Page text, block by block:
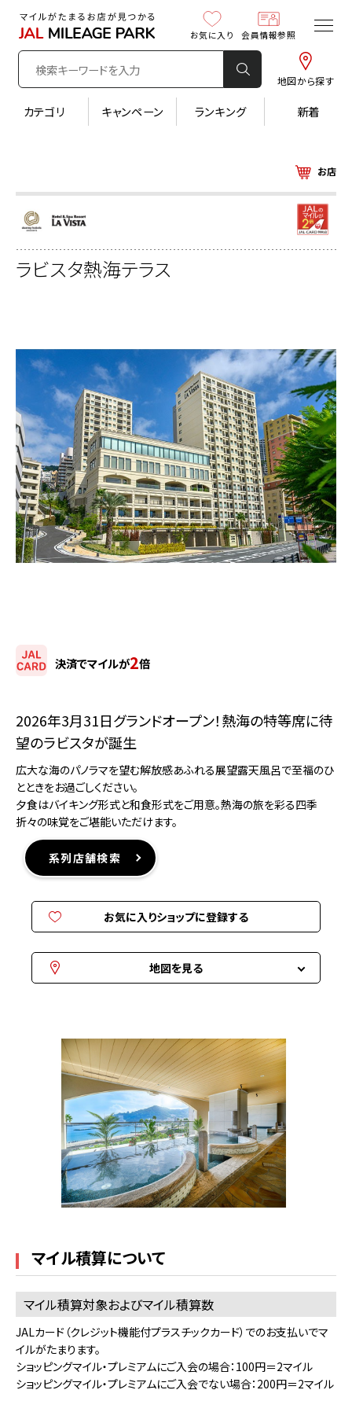
地図から探す
お気に入り 会員情報参照
カテゴリ キャンペーン ランキング 新着
お店
ラビスタ熱海テラス
決済でマイルが2倍
2026年3月31日グランドオープン！熱海の特等席に待
望のラビスタが誕生
広大な海のパノラマを望む解放感あふれる展望露天風呂で至福のひ
とときをお過ごしください。
夕食はバイキング形式と和食形式をご用意。熱海の旅を彩る四季
折々の味覚をご堪能いただけます。
系列店舗検索
お気に入りショップに登録する
地図を見る
マイル積算について
マイル積算対象およびマイル積算数
JALカード（クレジット機能付プラスチックカード）でのお支払いでマ
イルがたまります。
ショッピングマイル・プレミアムにご入会の場合：100円＝2マイル
ショッピングマイル・プレミアムにご入会でない場合：200円＝2マイル